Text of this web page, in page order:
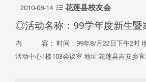
2010-08-14 花莲县校友会
◎活动名称：99学年度新生暨
内 容： 时间：99年8/月22日下午2时 地
活动中心1楼103会议室 地址:花莲县吉安乡